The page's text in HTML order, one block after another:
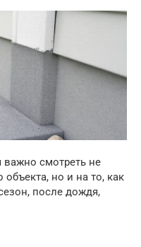
смотреть не
но и на то, как
после дождя,